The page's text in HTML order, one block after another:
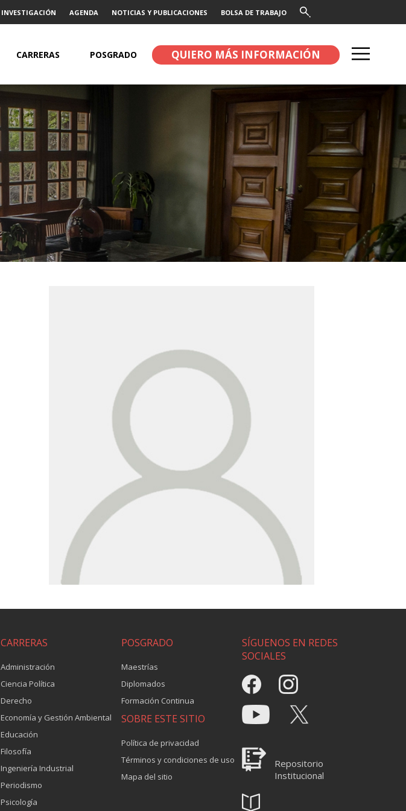
INVESTIGACIÓN AGENDA NOTICIAS Y PUBLICACIONES BOLSA DE TRABAJO
CARRERAS POSGRADO QUIERO MÁS INFORMACIÓN
CARRERAS
Administración
Ciencia Política
Derecho
Economía y Gestión Ambiental
Educación
Filosofía
Ingeniería Industrial
Periodismo
Psicología
POSGRADO
Maestrías
Diplomados
Formación Continua
SOBRE ESTE SITIO
Política de privacidad
Términos y condiciones de uso
Mapa del sitio
SÍGUENOS EN REDES
SOCIALES
Repositorio
Institucional